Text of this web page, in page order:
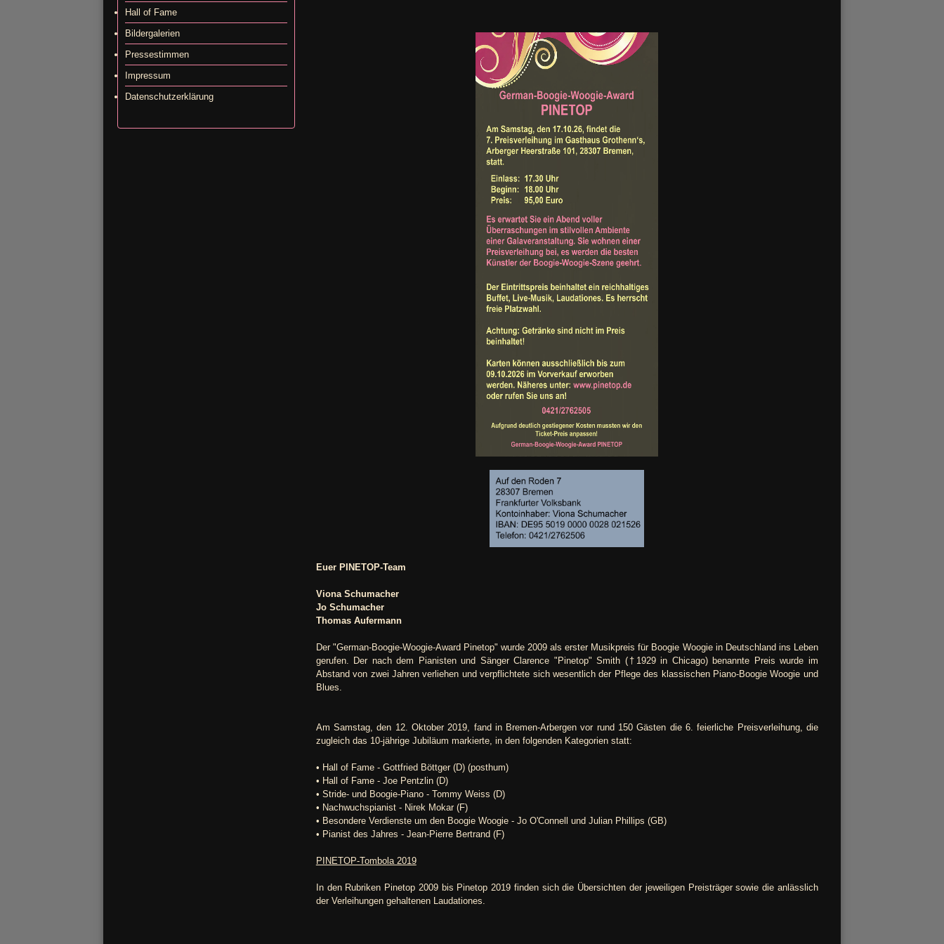
Hall of Fame
Bildergalerien
Pressestimmen
Impressum
Datenschutzerklärung
Euer PINETOP-Team
Viona Schumacher
Jo Schumacher
Thomas Aufermann
Der "German-Boogie-Woogie-Award Pinetop" wurde 2009 als erster Musikpreis für Boogie Woogie in Deutschland ins Leben
gerufen. Der nach dem Pianisten und Sänger Clarence "Pinetop" Smith (†1929 in Chicago) benannte Preis wurde im
Abstand von zwei Jahren verliehen und verpflichtete sich wesentlich der Pflege des klassischen Piano-Boogie Woogie und
Blues.
Am Samstag, den 12. Oktober 2019, fand in Bremen-Arbergen vor rund 150 Gästen die 6. feierliche Preisverleihung, die
zugleich das 10-jährige Jubiläum markierte, in den folgenden Kategorien statt:
• Hall of Fame - Gottfried Böttger (D) (posthum)
• Hall of Fame - Joe Pentzlin (D)
• Stride- und Boogie-Piano - Tommy Weiss (D)
• Nachwuchspianist - Nirek Mokar (F)
• Besondere Verdienste um den Boogie Woogie - Jo O'Connell und Julian Phillips (GB)
• Pianist des Jahres - Jean-Pierre Bertrand (F)
PINETOP-Tombola 2019
In den Rubriken Pinetop 2009 bis Pinetop 2019 finden sich die Übersichten der jeweiligen Preisträger sowie die anlässlich
der Verleihungen gehaltenen Laudationes.